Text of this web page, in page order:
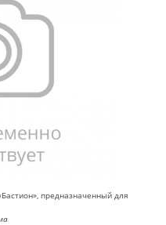
предназначенный для